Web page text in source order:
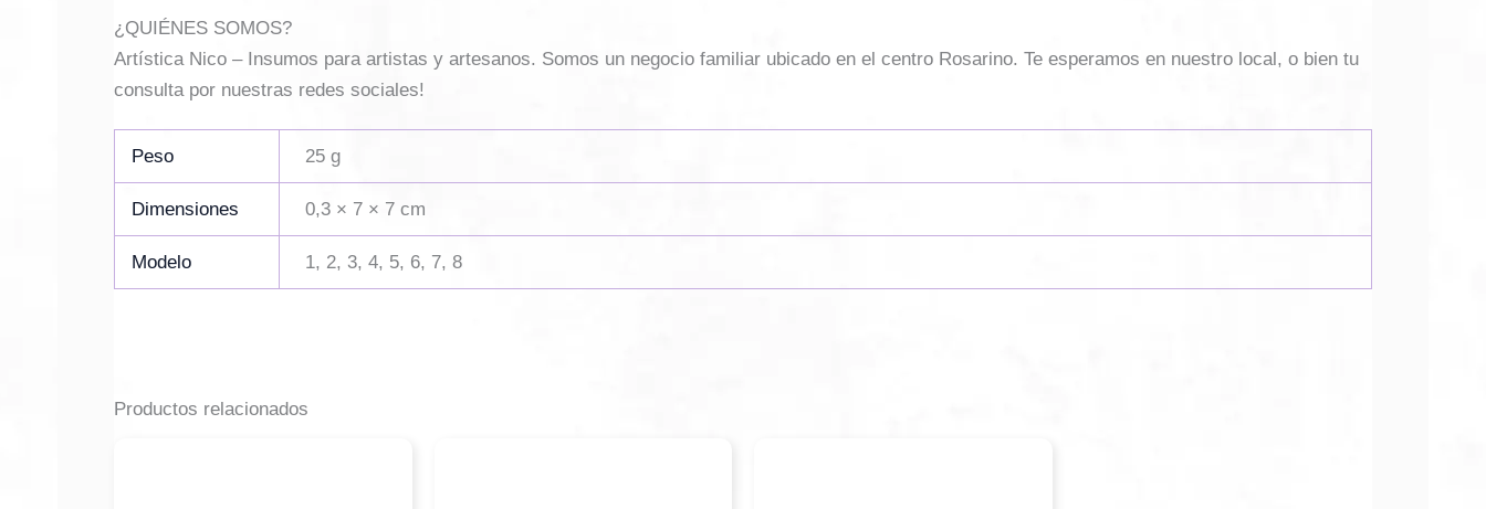
¿QUIÉNES SOMOS?
Artística Nico – Insumos para artistas y artesanos. Somos un negocio familiar ubicado en el centro Rosarino. Te esperamos en nuestro local, o bien tu
consulta por nuestras redes sociales!
Peso 25 g
Dimensiones 0,3 × 7 × 7 cm
Modelo 1, 2, 3, 4, 5, 6, 7, 8
Productos relacionados